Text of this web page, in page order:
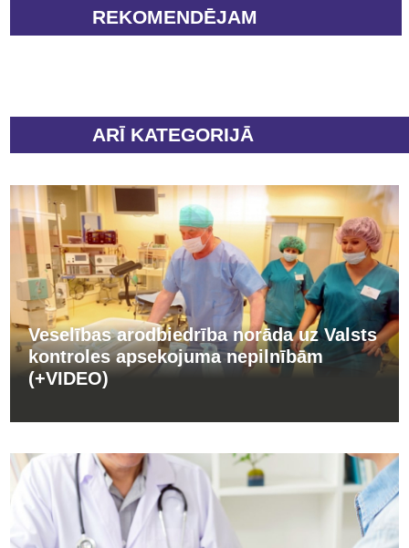
REKOMENDĒJAM
ARĪ KATEGORIJĀ
Veselības arodbiedrība norāda uz Valsts
kontroles apsekojuma nepilnībām
(+VIDEO)